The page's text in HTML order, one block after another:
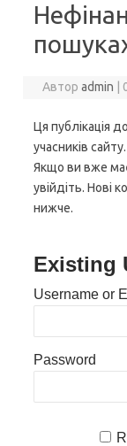
Авторadmin
Ця публікація
учасників сайту.
Якщо ви вже
увійдіть. Нові
нижче.
Existing
Username or
Password